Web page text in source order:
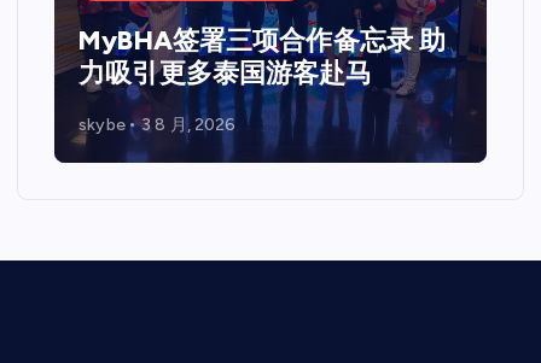
MyBHA签署三项合作备忘录 助
力吸引更多泰国游客赴马
skybe 3 8 月, 2026